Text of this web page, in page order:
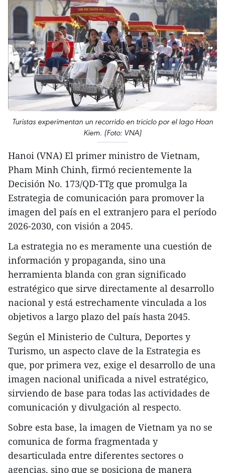
Turistas experimentan un recorrido en triciclo por el lago Hoan
Kiem. (Foto: VNA)
Hanoi (VNA) El primer ministro de Vietnam,
Pham Minh Chinh, firmó recientemente la
Decisión No. 173/QD-TTg que promulga la
Estrategia de comunicación para promover la
imagen del país en el extranjero para el período
2026-2030, con visión a 2045.
La estrategia no es meramente una cuestión de
información y propaganda, sino una
herramienta blanda con gran significado
estratégico que sirve directamente al desarrollo
nacional y está estrechamente vinculada a los
objetivos a largo plazo del país hasta 2045.
Según el Ministerio de Cultura, Deportes y
Turismo, un aspecto clave de la Estrategia es
que, por primera vez, exige el desarrollo de una
imagen nacional unificada a nivel estratégico,
sirviendo de base para todas las actividades de
comunicación y divulgación al respecto.
Sobre esta base, la imagen de Vietnam ya no se
comunica de forma fragmentada y
desarticulada entre diferentes sectores o
agencias, sino que se posiciona de manera